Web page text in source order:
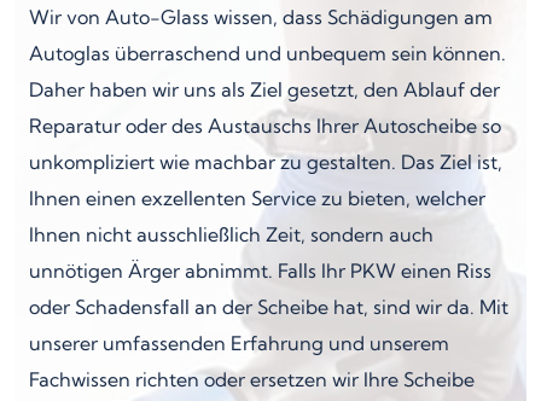
Wir von Auto-Glass wissen, dass Schädigungen am
Autoglas überraschend und unbequem sein können.
Daher haben wir uns als Ziel gesetzt, den Ablauf der
Reparatur oder des Austauschs Ihrer Autoscheibe so
unkompliziert wie machbar zu gestalten. Das Ziel ist,
Ihnen einen exzellenten Service zu bieten, welcher
Ihnen nicht ausschließlich Zeit, sondern auch
unnötigen Ärger abnimmt. Falls Ihr PKW einen Riss
oder Schadensfall an der Scheibe hat, sind wir da. Mit
unserer umfassenden Erfahrung und unserem
Fachwissen richten oder ersetzen wir Ihre Scheibe